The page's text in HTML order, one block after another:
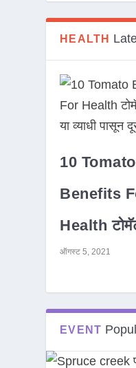
HEALTH
10 Tomato
Benefits
Health
ऑगस्ट 5, 2021
EVENT